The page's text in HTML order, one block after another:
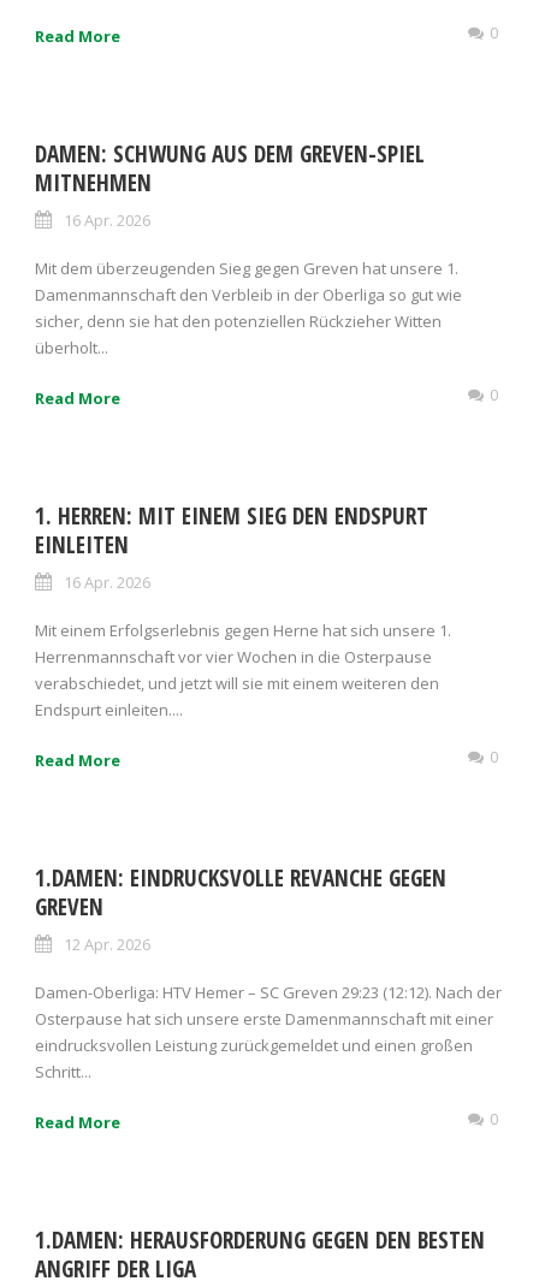
Read More 0
DAMEN: SCHWUNG AUS DEM GREVEN-SPIEL
MITNEHMEN
16 Apr. 2026
Mit dem überzeugenden Sieg gegen Greven hat unsere 1.
Damenmannschaft den Verbleib in der Oberliga so gut wie
sicher, denn sie hat den potenziellen Rückzieher Witten
überholt...
Read More 0
1. HERREN: MIT EINEM SIEG DEN ENDSPURT
EINLEITEN
16 Apr. 2026
Mit einem Erfolgserlebnis gegen Herne hat sich unsere 1.
Herrenmannschaft vor vier Wochen in die Osterpause
verabschiedet, und jetzt will sie mit einem weiteren den
Endspurt einleiten....
Read More 0
1.DAMEN: EINDRUCKSVOLLE REVANCHE GEGEN
GREVEN
12 Apr. 2026
Damen-Oberliga: HTV Hemer – SC Greven 29:23 (12:12). Nach der
Osterpause hat sich unsere erste Damenmannschaft mit einer
eindrucksvollen Leistung zurückgemeldet und einen großen
Schritt...
Read More 0
1.DAMEN: HERAUSFORDERUNG GEGEN DEN BESTEN
ANGRIFF DER LIGA